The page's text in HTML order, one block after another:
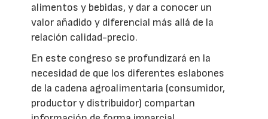
alimentos y bebidas, y dar a conocer un
valor añadido y diferencial más allá de la
relación calidad-precio.
En este congreso se profundizará en la
necesidad de que los diferentes eslabones
de la cadena agroalimentaria (consumidor,
productor y distribuidor) compartan